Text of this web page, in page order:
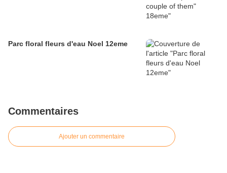
Parc floral fleurs d'eau Noel 12eme
Commentaires
Ajouter un commentaire